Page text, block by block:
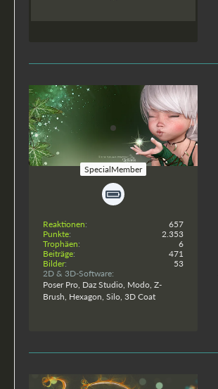
Leilana
SpecialMember
Reaktionen
657
Punkte
2.353
Trophäen
6
Beiträge
471
Bilder
53
2D & 3D-Software
Poser Pro, Daz Studio, Modo, Z-
Brush, Hexagon, Silo, 3D Coat